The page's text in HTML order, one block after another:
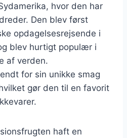
hvor den har
Den blev først
opdagelsesrejsende i
blev hurtigt populær i
af verden.
for sin unikke smag
gør den til en favorit
haft en